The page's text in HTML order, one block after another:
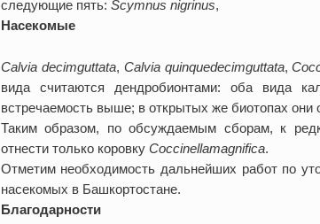
следующие пять: Scymnus nigrinus,
Насекомые
Calvia decimguttata, Calvia quinquedecimguttata,
вида считаются дендробионтами: оба вида
встречаемость выше; в открытых же биотопах они
Таким образом, по обсуждаемым сборам, к
отнести только коровку Coccinellamagnifica.
Отметим необходимость дальнейших работ по
насекомых в Башкортостане.
Благодарности